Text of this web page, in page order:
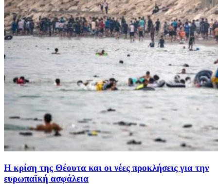
Η κρίση της Θέουτα και οι νέες προκλήσεις για την
ευρωπαϊκή ασφάλεια